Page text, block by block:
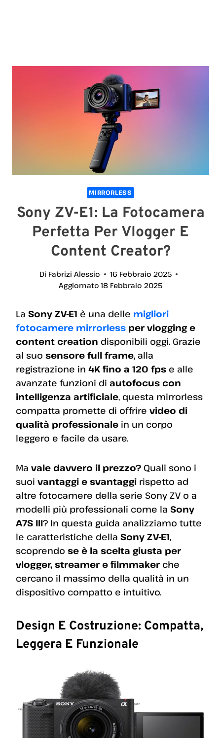
MIRRORLESS
Sony ZV-E1: La Fotocamera
Perfetta Per Vlogger E
Content Creator?
Di Fabrizi Alessio
16 Febbraio 2025
Aggiornato 18 Febbraio 2025
La Sony ZV-E1 è una delle migliori
fotocamere mirrorless per vlogging e
content creation disponibili oggi. Grazie
al suo sensore full frame, alla
registrazione in 4K fino a 120 fps e alle
avanzate funzioni di autofocus con
intelligenza artificiale, questa mirrorless
compatta promette di offrire video di
qualità professionale in un corpo
leggero e facile da usare.
Ma vale davvero il prezzo? Quali sono i
suoi vantaggi e svantaggi rispetto ad
altre fotocamere della serie Sony ZV o a
modelli più professionali come la Sony
A7S III? In questa guida analizziamo tutte
le caratteristiche della Sony ZV-E1,
scoprendo se è la scelta giusta per
vlogger, streamer e filmmaker che
cercano il massimo della qualità in un
dispositivo compatto e intuitivo.
Design E Costruzione: Compatta,
Leggera E Funzionale